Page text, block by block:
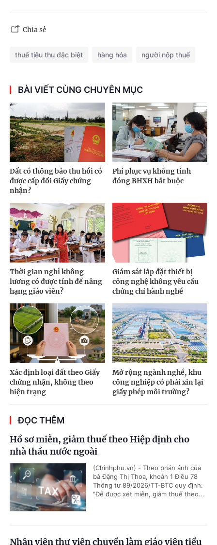
Chia sẻ
thuế tiêu thụ đặc biệt hàng hóa người nộp thuế
BÀI VIẾT CÙNG CHUYÊN MỤC
Đất có thông báo thu hồi có
được cấp đổi Giấy chứng
nhận?
Phí phục vụ không tính
đóng BHXH bắt buộc
Thời gian nghỉ không
lương có được tính để nâng
hạng giáo viên?
Giám sát lắp đặt thiết bị
công nghệ không yêu cầu
chứng chỉ hành nghề
Xác định loại đất theo Giấy
chứng nhận, không theo
hiện trạng
Mở rộng ngành nghề, khu
công nghiệp có phải xin lại
giấy phép môi trường?
ĐỌC THÊM
Hồ sơ miễn, giảm thuế theo Hiệp định cho
nhà thầu nước ngoài
(Chinhphu.vn) - Theo phản ánh của
bà Đặng Thị Thoa, khoản 1 Điều 78
Thông tư 89/2026/TT-BTC quy định:
"Để được xét miễn, giảm thuế theo...
Nhân viên thư viện chuyển làm giáo viên tiểu